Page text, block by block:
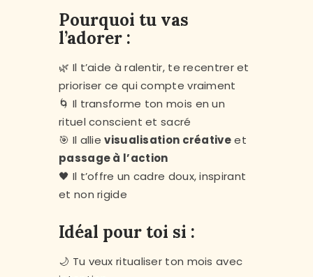
Pourquoi tu vas
l’adorer :
🌿 Il t’aide à ralentir, te recentrer et
prioriser ce qui compte vraiment
🌀 Il transforme ton mois en un
rituel conscient et sacré
🎯 Il allievisualisation créativeet
passage à l’action
🖤 Il t’offre un cadre doux, inspirant
et non rigide
Idéal pour toi si :
🌙 Tu veux ritualiser ton mois avec